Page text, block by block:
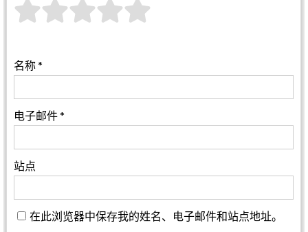
名称*
电子邮件*
站点
在此浏览器中保存我的姓名、电子邮件和站点地址。